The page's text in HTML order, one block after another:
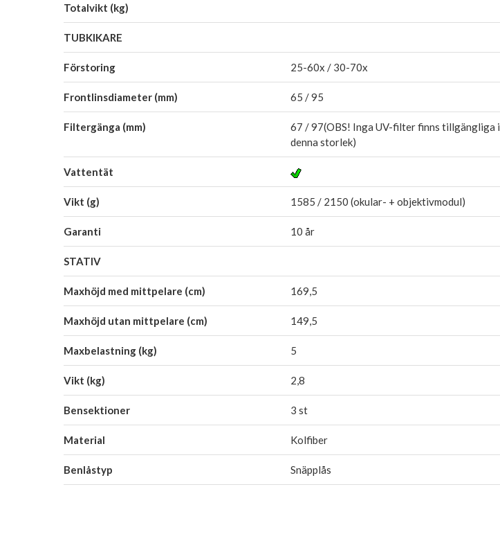
Totalvikt (kg)
TUBKIKARE
Förstoring 25-60x / 30-70x
Frontlinsdiameter (mm) 65 / 95
Filtergänga (mm)
67 / 97(OBS! Inga UV-filter finns tillgängliga i
denna storlek)
Vattentät
Vikt (g) 1585 / 2150 (okular- + objektivmodul)
Garanti 10 år
STATIV
Maxhöjd med mittpelare (cm) 169,5
Maxhöjd utan mittpelare (cm) 149,5
Maxbelastning (kg) 5
Vikt (kg) 2,8
Bensektioner 3 st
Material Kolfiber
Benlåstyp Snäpplås